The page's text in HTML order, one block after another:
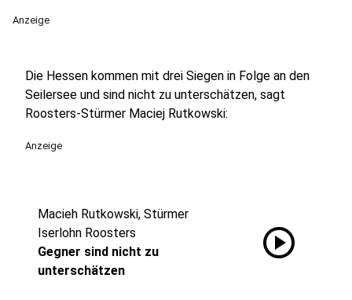
Anzeige
Die Hessen kommen mit drei Siegen in Folge an den
Seilersee und sind nicht zu unterschätzen, sagt
Roosters-Stürmer Maciej Rutkowski:
Anzeige
Macieh Rutkowski, Stürmer
Iserlohn Roosters
Gegner sind nicht zu
unterschätzen
play_circle